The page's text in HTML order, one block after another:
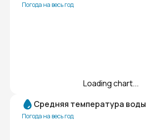
Погода на весь год
Loading chart...
Средняя температура воды
Погода на весь год